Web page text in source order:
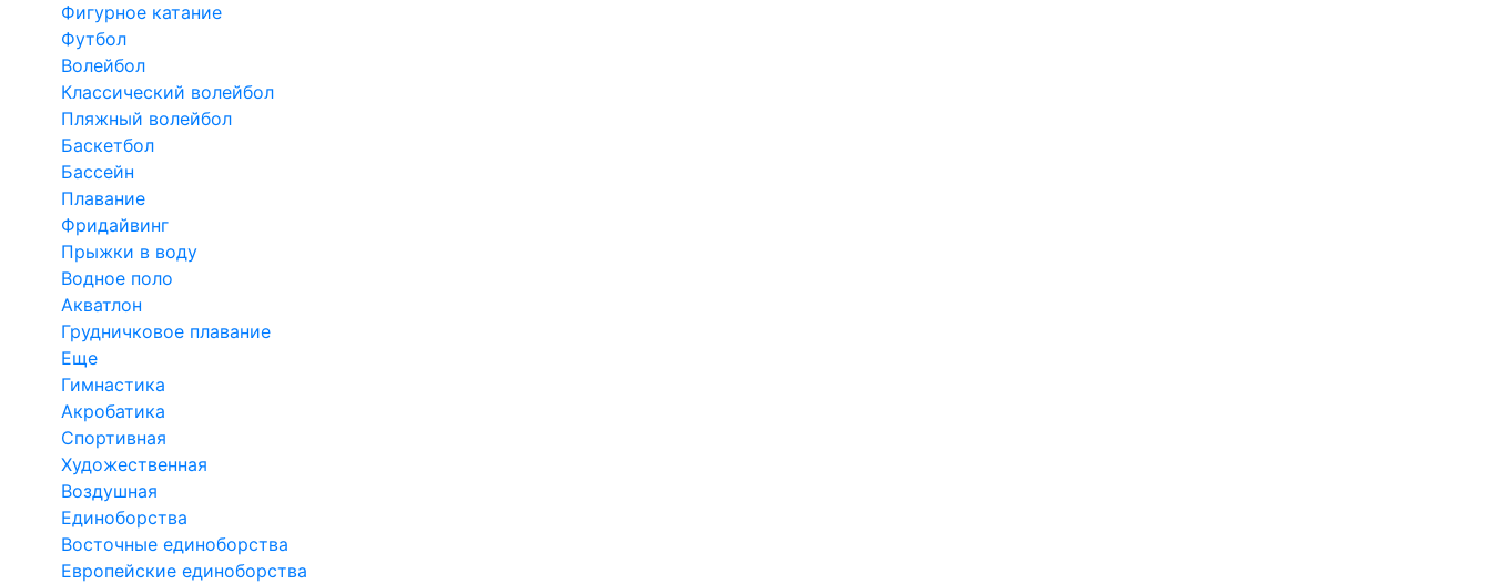
Фигурное катание
Футбол
Волейбол
Классический волейбол
Пляжный волейбол
Баскетбол
Бассейн
Плавание
Фридайвинг
Прыжки в воду
Водное поло
Акватлон
Грудничковое плавание
Еще
Гимнастика
Акробатика
Спортивная
Художественная
Воздушная
Единоборства
Восточные единоборства
Европейские единоборства